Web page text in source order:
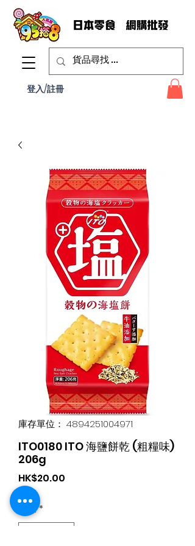
登入/註冊
庫存單位： 4894251004971
ITO0180 ITO 海鹽餅乾 (粗糧味)
206g
HK$20.00
數量*